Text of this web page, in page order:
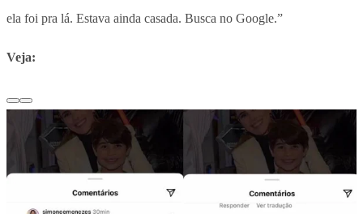
ela foi pra lá. Estava ainda casada. Busca no Google.”
Veja: